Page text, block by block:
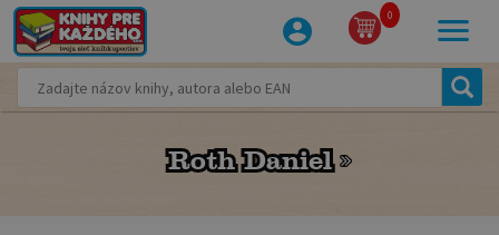
0
Roth Daniel
Roth Daniel